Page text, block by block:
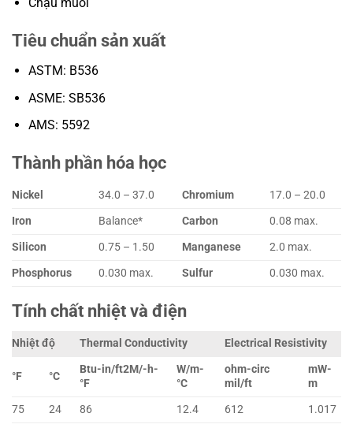
Tiêu chuẩn sản xuất
ASTM: B536
ASME: SB536
AMS: 5592
Thành phần hóa học
Nickel 34.0 – 37.0 Chromium
17.0 – 20.0
Iron
Balance* Carbon
0.08 max.
Silicon
0.75 – 1.50 Manganese
2.0 max.
Phosphorus
0.030 max. Sulfur 0.030 max.
Tính chất nhiệt và điện
Nhiệt độ Thermal Conductivity Electrical Resistivity
°F °C
Btu-in/ft2M/-h-
°F
W/m-
°C
ohm-circ
mil/ft
mW-
m
75
24 86 12.4 612
1.017